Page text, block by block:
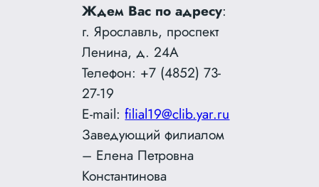
Ждем Вас по адресу:
г. Ярославль, проспект
Ленина, д. 24А
Телефон: +7 (4852) 73-
27-19
E-mail:filial19@clib.yar.ru
Заведующий филиалом
– Елена Петровна
Константинова